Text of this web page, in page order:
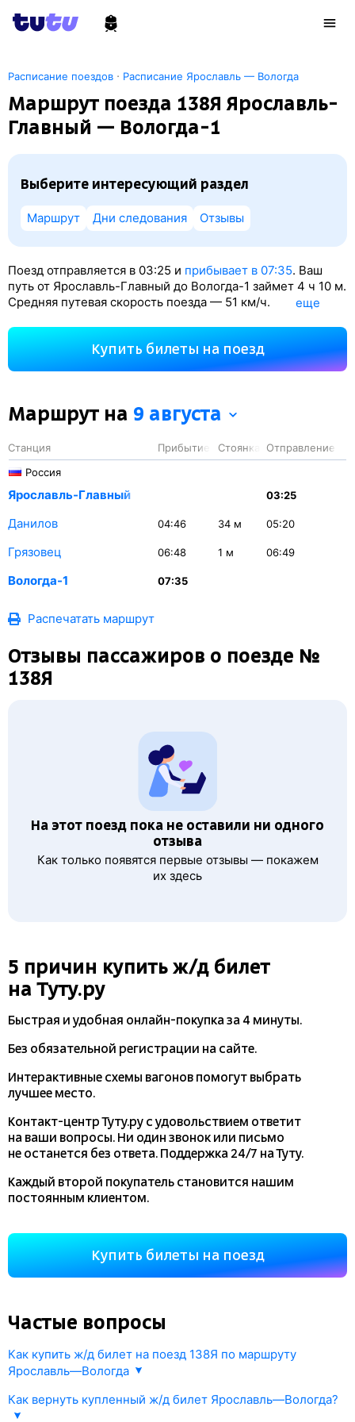
Расписание поездов · Расписание Ярославль — Вологда
Маршрут поезда 138Я Ярославль-
Главный — Вологда-1
Выберите интересующий раздел
Маршрут Дни следования Отзывы
Поезд отправляется в 03:25 и прибывает в 07:35. Ваш
путь от Ярославль-Главный до Вологда-1 займет 4 ч 10 м.
Средняя путевая скорость поезда — 51 км/ч.
214 км. На этом маршруте будет 2 остановки. Самая
продолжительная стоянка поезда на станции Данилов —
34 минуты.
eще
Купить билеты на поезд
Маршрут на 9 августа
Станция Прибытие Стоянка
Отправление
Россия
Ярославль-Главный 03:25
Данилов 04:46 34 м 05:20
Грязовец 06:48 1 м 06:49
Вологда-1 07:35
Распечатать маршрут
Отзывы пассажиров о поезде №
138Я
На этот поезд пока не оставили ни одного
отзыва
Как только появятся первые отзывы — покажем
их здесь
5 причин купить ж/д билет
на Туту.ру
Быстрая и удобная онлайн-покупказа 4 минуты.
Без обязательной регистрации на сайте.
Интерактивные схемы вагонов помогут выбрать
лучшее место.
Контакт-центр Туту.ру с удовольствием ответит
на ваши вопросы. Ни один звонок или письмо
не останется без ответа. Поддержка 24/7 на Туту.
Каждый второй покупатель становится нашим
постоянным клиентом.
Купить билеты на поезд
Частые вопросы
Как купить ж/д билет на поезд 138Я по маршруту
Ярославль—Вологда
В ответ мы откроем информацию РЖД о наличии жд билетов
Как вернуть купленный ж/д билет Ярославль—Вологда?